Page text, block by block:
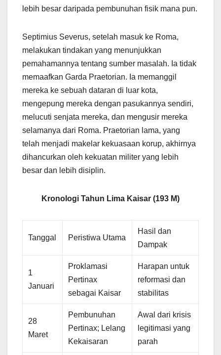
lebih besar daripada pembunuhan fisik mana pun.
Septimius Severus, setelah masuk ke Roma,
melakukan tindakan yang menunjukkan
pemahamannya tentang sumber masalah. Ia tidak
memaafkan Garda Praetorian. Ia memanggil
mereka ke sebuah dataran di luar kota,
mengepung mereka dengan pasukannya sendiri,
melucuti senjata mereka, dan mengusir mereka
selamanya dari Roma. Praetorian lama, yang
telah menjadi makelar kekuasaan korup, akhirnya
dihancurkan oleh kekuatan militer yang lebih
besar dan lebih disiplin.
Kronologi Tahun Lima Kaisar (193 M)
Tanggal Peristiwa Utama
Hasil dan
Dampak
1
Januari
Proklamasi
Pertinax
sebagai Kaisar
Harapan untuk
reformasi dan
stabilitas
28
Maret
Pembunuhan
Pertinax; Lelang
Kekaisaran
Awal dari krisis
legitimasi yang
parah